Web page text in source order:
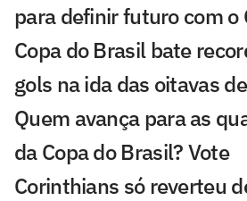
para definir futuro com o
Copa do Brasil bate
gols na ida das oitavas
Quem avança para as
da Copa do Brasil? Vote
Corinthians só reverteu